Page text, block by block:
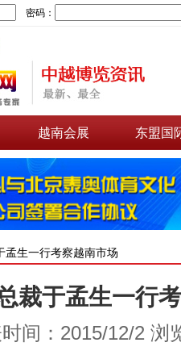
密码：
越南会展 东盟国
孟生一行考察越南市场
裁于孟生一行
间：2015/12/2 浏